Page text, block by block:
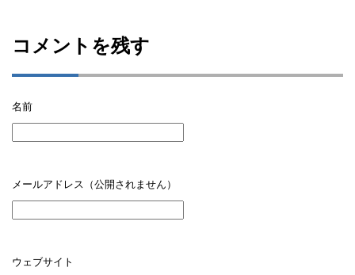
コメントを残す
名前
メールアドレス（公開されません）
ウェブサイト